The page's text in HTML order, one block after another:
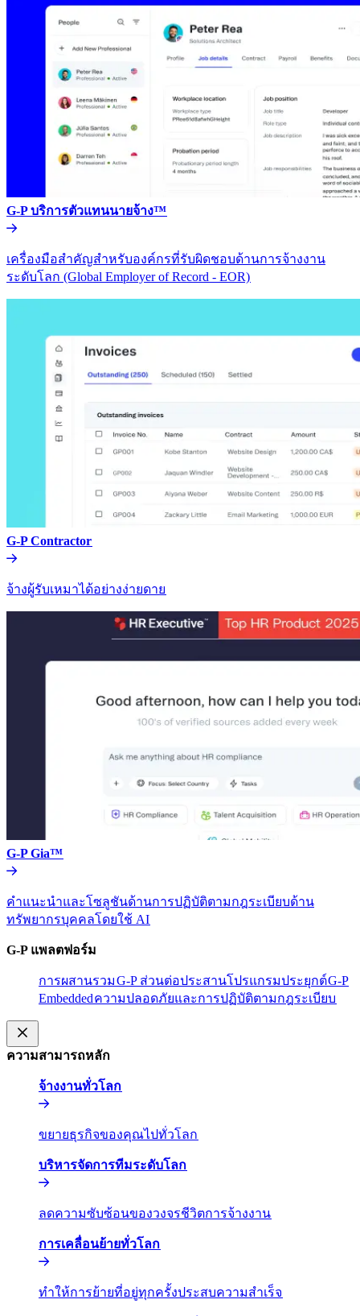
G-P บริการตัวแทนนายจ้าง™​​
เครื่องมือสำคัญสำหรับองค์กรที่รับผิดชอบด้านการจ้างงาน
ระดับโลก (Global Employer of Record - EOR)​​
G-P Contractor​​
จ้างผู้รับเหมาได้อย่างง่ายดาย​​
G-P Gia™​​
คำแนะนำและโซลูชันด้านการปฏิบัติตามกฎระเบียบด้าน
ทรัพยากรบุคคลโดยใช้ AI​​
G-P แพลตฟอร์ม​​
การผสานรวม​​G-P ส่วนต่อประสานโปรแกรมประยุกต์​​G-P
Embedded​​ความปลอดภัยและการปฏิบัติตามกฎระเบียบ​​
ความสามารถหลัก​​
จ้างงานทั่วโลก​​
ขยายธุรกิจของคุณไปทั่วโลก​​
บริหารจัดการทีมระดับโลก​​
ลดความซับซ้อนของวงจรชีวิตการจ้างงาน​​
การเคลื่อนย้ายทั่วโลก​​
ทำให้การย้ายที่อยู่ทุกครั้งประสบความสำเร็จ​​